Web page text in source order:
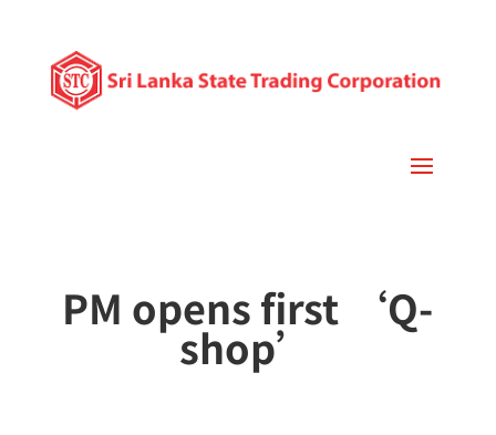
PM opens first ‘Q-
shop’